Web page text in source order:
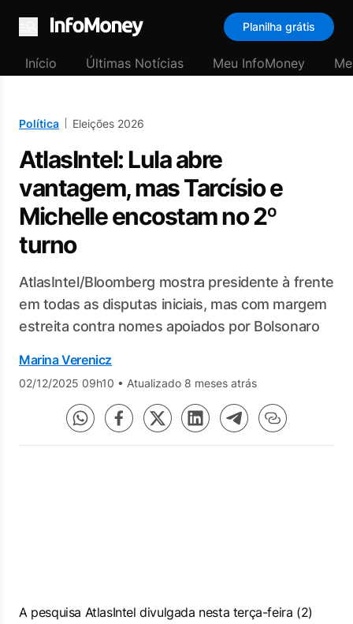
Menu
Planilha grátis
Início Últimas Notícias Meu InfoMoney
Política Eleições 2026
AtlasIntel: Lula abre
vantagem, mas Tarcísio e
Michelle encostam no 2º
turno
AtlasIntel/Bloomberg mostra presidente à frente
em todas as disputas iniciais, mas com margem
estreita contra nomes apoiados por Bolsonaro
Marina Verenicz
02/12/2025 09h10 • Atualizado 8 meses atrás
A pesquisa AtlasIntel divulgada nesta terça-feira (2)